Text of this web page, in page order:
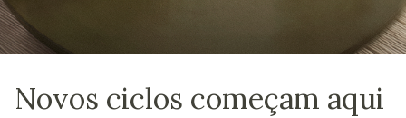
Novos ciclos começam aqui